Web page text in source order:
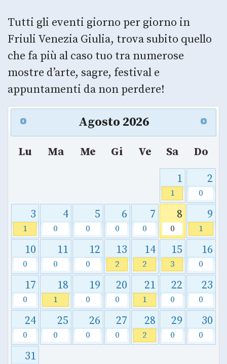
Tutti gli eventi giorno per giorno in
Friuli Venezia Giulia, trova subito quello
che fa più al caso tuo tra numerose
mostre d’arte, sagre, festival e
appuntamenti da non perdere!
Agosto 2026
Lu Ma Me Gi Ve Sa
Do
1
1
2
0
3
1
4
0
5
0
6
0
7
0
8
0
9
1
10
0
11
0
12
0
13
2
14
2
15
3
16
0
17
0
18
1
19
0
20
0
21
1
22
0
23
0
24
0
25
0
26
0
27
0
28
2
29
0
30
0
31